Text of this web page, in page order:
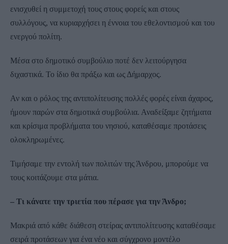
ενισχυθεί η συμμετοχή τους στους φορείς και στους
συλλόγους, να κυριαρχήσει η έννοια του εθελοντισμού και του
ενεργού πολίτη.
Μέσα στο δημοτικό συμβούλιο ποτέ δεν λειτούργησα
διχαστικά. Το ίδιο θα πράξω και ως Δήμαρχος.
Αν και ο ρόλος της αντιπολίτευσης πολλές φορές είναι άχαρος,
ήμουν παρών στα δημοτικά συμβούλια. Αναδείξαμε ζητήματα
και κρίσιμα προβλήματα του νησιού, καταθέσαμε προτάσεις
ολοκληρωμένες.
Τιμήσαμε την εντολή των πολιτών της Άνδρου, μπορούμε να
τους κοιτάζουμε στα μάτια.
– Τι κάνατε την τριετία που πέρασε για την Άνδρο;
Μακριά από κάθε διάθεση στείρας αντιπολίτευσης καταθέσαμε
σειρά προτάσεων για ένα νέο και σύγχρονο μοντέλο